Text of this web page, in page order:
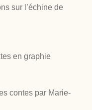
sur l’échine de
en graphie
contes par Marie-